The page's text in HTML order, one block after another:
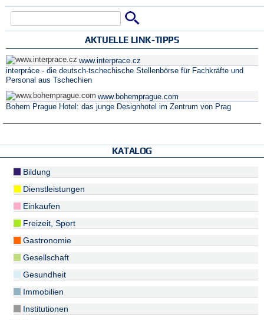
Suchformular
AKTUELLE LINK-TIPPS
www.interprace.cz
interpráce - die deutsch-tschechische Stellenbörse für Fachkräfte und
Personal aus Tschechien
www.bohemprague.com
Bohem Prague Hotel: das junge Designhotel im Zentrum von Prag
KATALOG
Bildung
Dienstleistungen
Einkaufen
Freizeit, Sport
Gastronomie
Gesellschaft
Gesundheit
Immobilien
Institutionen